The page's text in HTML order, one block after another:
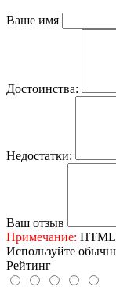
Ваше имя
Достоинства:
Недостатки:
Ваш отзыв
Примечание: HTML
Используйте
Рейтинг